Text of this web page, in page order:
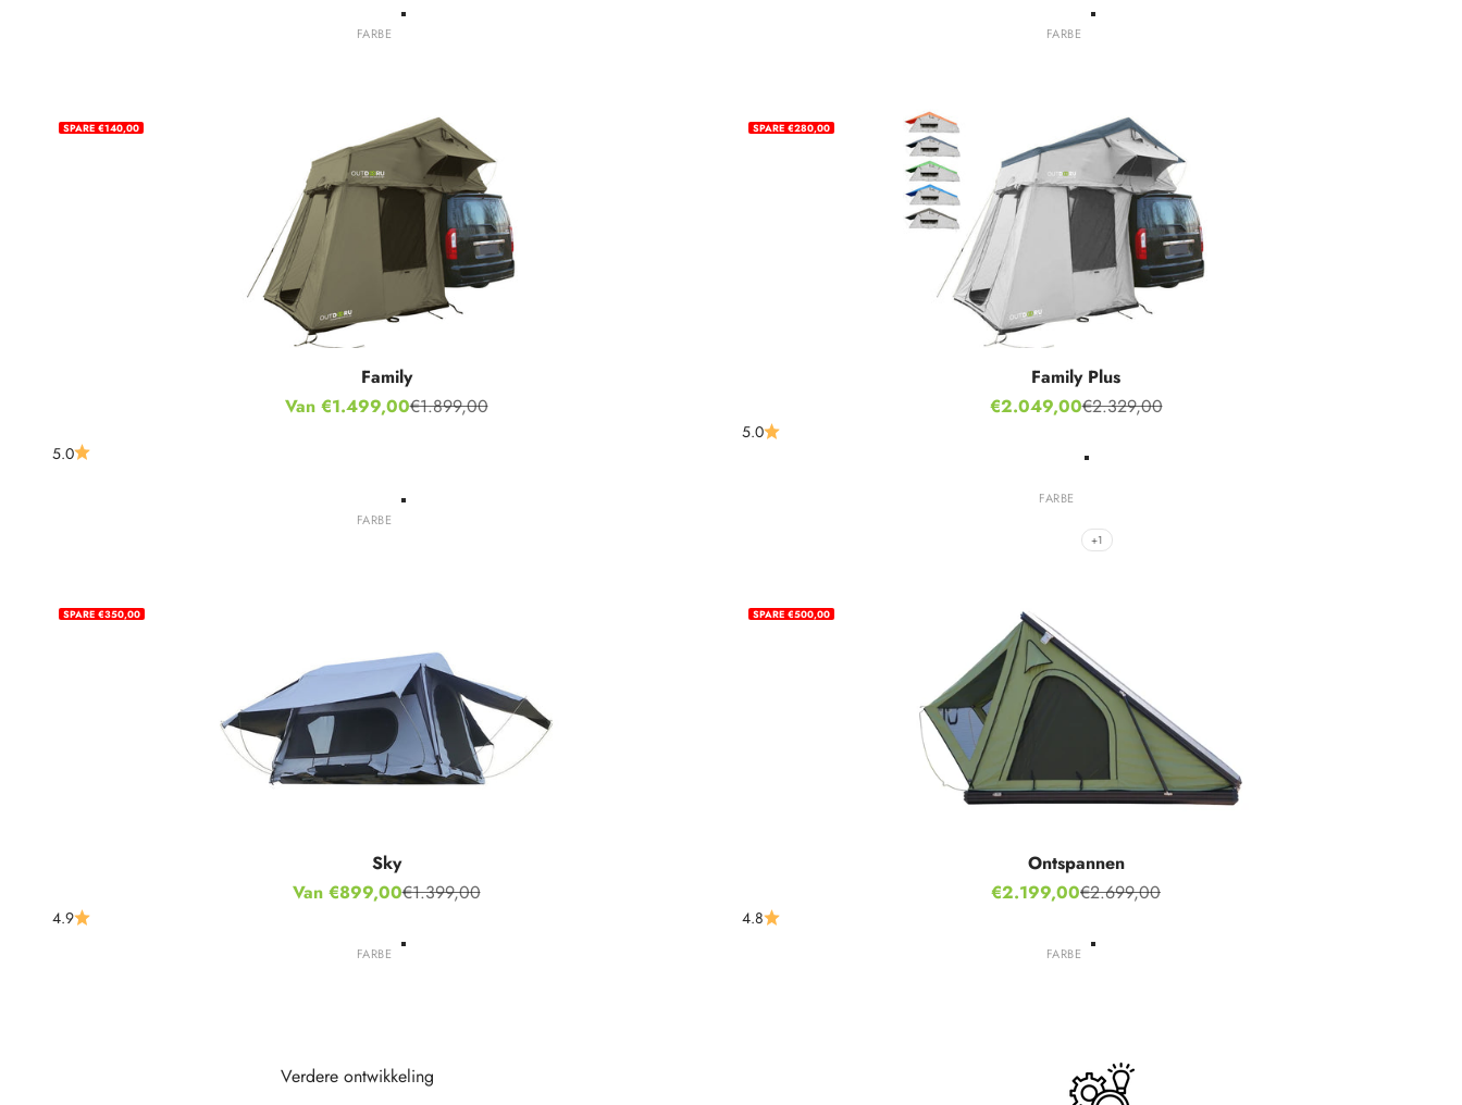
FARBE FARBE
SPARE €140,00
Family
Aanbiedingsprijs
Van €1.499,00Normale prijs
€1.899,00
5.0
FARBE
SPARE €280,00
Family Plus
Aanbiedingsprijs
€2.049,00Normale prijs
€2.329,00
5.0
FARBE
Ivy Green
+1
SPARE €350,00
Sky
Aanbiedingsprijs
Van €899,00Normale prijs
€1.399,00
4.9
FARBE
SPARE €500,00
Ontspannen
Aanbiedingsprijs
€2.199,00Normale prijs
€2.699,00
4.8
FARBE
Verdere ontwikkeling